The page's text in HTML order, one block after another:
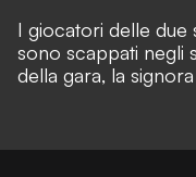
I giocatori delle due
sono scappati negli
della gara, la